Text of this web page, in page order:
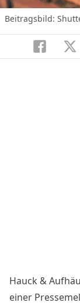
Beitragsbild:
Hauck &
einer